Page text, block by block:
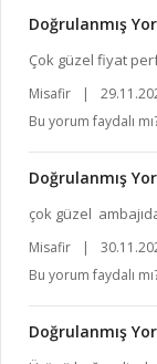
Doğrulanmış
Çok güzel fiyat
Misafir |
Bu yorum faydalı
Doğrulanmış
çok güzel
Misafir |
Bu yorum faydalı
Doğrulanmış